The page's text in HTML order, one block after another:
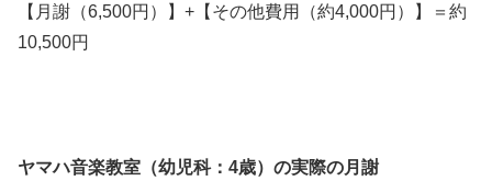
【月謝（6,500円）】+【その他費用（約4,000円）】＝約
10,500円
ヤマハ音楽教室（幼児科：4歳）の実際の月謝